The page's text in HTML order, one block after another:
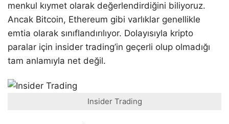
menkul kıymet olarak değerlendirdiğini biliyoruz.
Ancak Bitcoin, Ethereum gibi varlıklar genellikle
emtia olarak sınıflandırılıyor. Dolayısıyla kripto
paralar için insider trading’in geçerli olup olmadığı
tam anlamıyla net değil.
Insider Trading